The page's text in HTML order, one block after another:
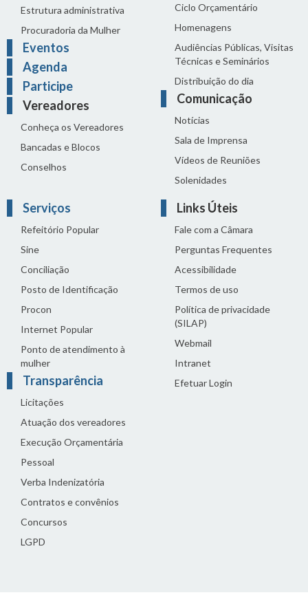
Estrutura administrativa
Procuradoria da Mulher
Eventos
Agenda
Participe
Vereadores
Conheça os Vereadores
Bancadas e Blocos
Conselhos
Ciclo Orçamentário
Homenagens
Audiências Públicas, Visitas
Técnicas e Seminários
Distribuição do dia
Comunicação
Notícias
Sala de Imprensa
Vídeos de Reuniões
Solenidades
Serviços
Refeitório Popular
Sine
Conciliação
Posto de Identificação
Procon
Internet Popular
Ponto de atendimento à
mulher
Transparência
Licitações
Atuação dos vereadores
Execução Orçamentária
Pessoal
Verba Indenizatória
Contratos e convênios
Concursos
LGPD
Links Úteis
Fale com a Câmara
Perguntas Frequentes
Acessibilidade
Termos de uso
Política de privacidade
(SILAP)
Webmail
Intranet
Efetuar Login